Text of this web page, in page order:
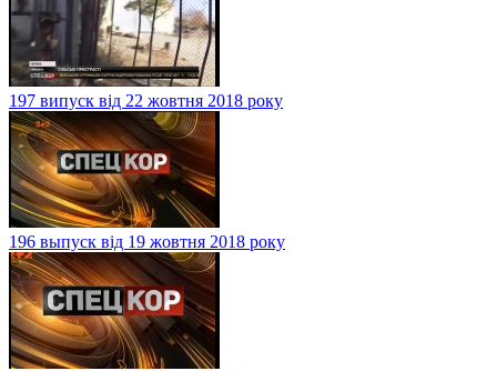
197 випуск від 22 жовтня 2018 року
196 выпуск від 19 жовтня 2018 року